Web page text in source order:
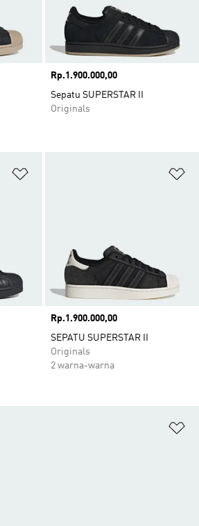
Harga
Rp.1.900.000,00
Sepatu SUPERSTAR II
Originals
Harga
Rp.1.900.000,00
SEPATU SUPERSTAR II
Originals
2 warna-warna